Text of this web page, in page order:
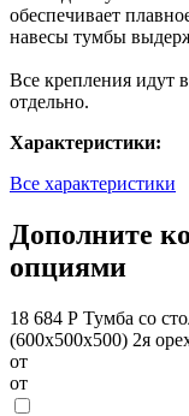
обеспечивает
навесы тумбы
Все крепления идут
отдельно.
Характеристики:
Все характеристики
Дополните
опциями
18 684 Р Тумба со
(600х500х500) 2я
от
от